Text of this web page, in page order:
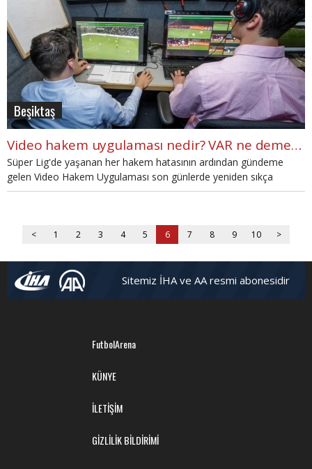
Beşiktaş
Video hakem uygulaması nedir? VAR ne demek? Türkiye video hakeme ne zaman geçecek?
Süper Lig'de yaşanan her hakem hatasının ardından gündeme
gelen Video Hakem Uygulaması son günlerde yeniden sıkça
konuşuluyor. Peki nedir bu video hakem uygulaması? Kısa adı VAR
< 1 2 3 4 5 6 7 8 9 10 >
Sitemiz İHA ve AA resmi abonesidir
FutbolArena
KÜNYE
İLETİŞİM
GİZLİLİK BİLDİRİMİ